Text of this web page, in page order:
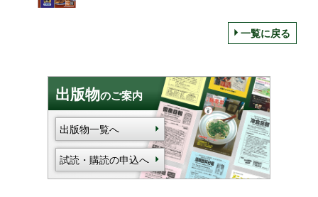
一覧に戻る
出版物のご案内
出版物一覧へ
試読・購読の申込へ